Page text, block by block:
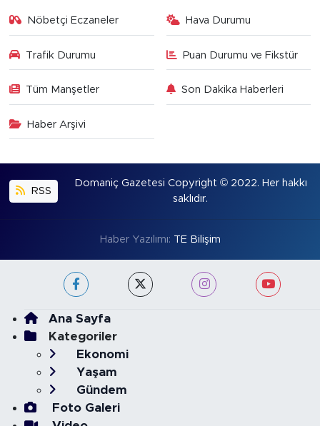
Nöbetçi Eczaneler Hava Durumu
Trafik Durumu Puan Durumu ve Fikstür
Tüm Manşetler Son Dakika Haberleri
Haber Arşivi
RSS
Domaniç Gazetesi Copyright © 2022. Her hakkı
saklıdır.
Haber Yazılımı: TE Bilişim
Ana Sayfa
Kategoriler
Ekonomi
Yaşam
Gündem
Foto Galeri